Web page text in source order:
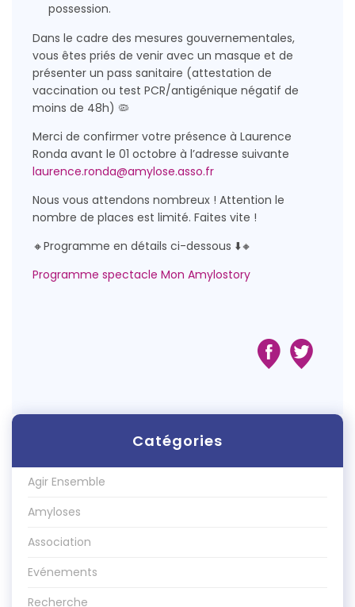
possession.
Dans le cadre des mesures gouvernementales,
vous êtes priés de venir avec un masque et de
présenter un pass sanitaire (attestation de
vaccination ou test PCR/antigénique négatif de
moins de 48h) 🦠
Merci de confirmer votre présence à Laurence
Ronda avant le 01 octobre à l’adresse suivante
laurence.ronda@amylose.asso.fr
Nous vous attendons nombreux ! Attention le
nombre de places est limité. Faites vite !
🔸Programme en détails ci-dessous ⬇️🔸
Programme spectacle Mon Amylostory
Catégories
Agir Ensemble
Amyloses
Association
Evénements
Recherche